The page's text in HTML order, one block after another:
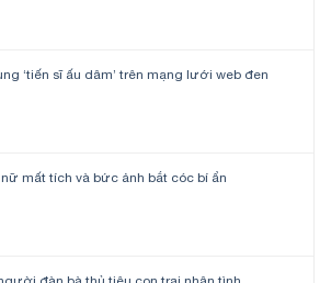
‘tiến sĩ ấu dâm’ trên mạng lưới web đen
mất tích và bức ảnh bắt cóc bí ẩn